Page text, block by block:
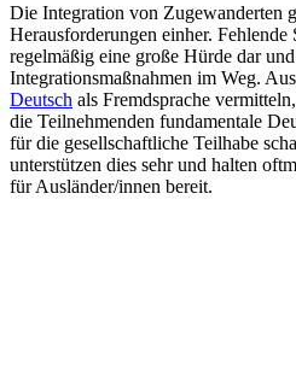
Die Integration von Zugewanderten
Herausforderungen einher. Fehlende
regelmäßig eine große Hürde dar
Integrationsmaßnahmen im Weg.
Deutsch als Fremdsprache
die Teilnehmenden fundamentale
für die gesellschaftliche Teilhabe
unterstützen dies sehr und halten
für Ausländer/innen bereit.